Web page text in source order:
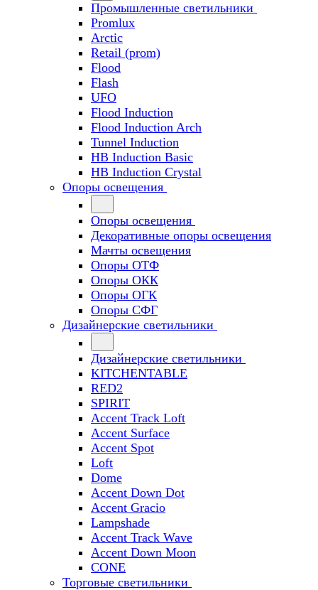
Промышленные светильники
Promlux
Arctic
Retail (prom)
Flood
Flash
UFO
Flood Induction
Flood Induction Arch
Tunnel Induction
HB Induction Basic
HB Induction Crystal
Опоры освещения
Опоры освещения
Декоративные опоры освещения
Мачты освещения
Опоры ОТФ
Опоры ОКК
Опоры ОГК
Опоры СФГ
Дизайнерские светильники
Дизайнерские светильники
KITCHENTABLE
RED2
SPIRIT
Accent Track Loft
Accent Surface
Accent Spot
Loft
Dome
Accent Down Dot
Accent Gracio
Lampshade
Accent Track Wave
Accent Down Moon
CONE
Торговые светильники